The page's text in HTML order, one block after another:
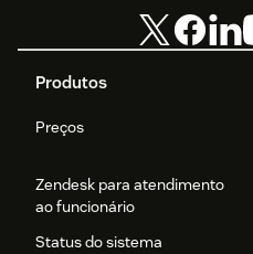
Produtos
Preços
Zendesk para atendimento
ao funcionário
Status do sistema